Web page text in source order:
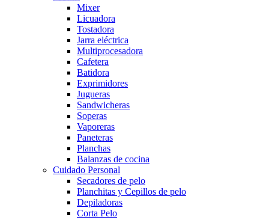
Mixer
Licuadora
Tostadora
Jarra eléctrica
Multiprocesadora
Cafetera
Batidora
Exprimidores
Jugueras
Sandwicheras
Soperas
Vaporeras
Paneteras
Planchas
Balanzas de cocina
Cuidado Personal
Secadores de pelo
Planchitas y Cepillos de pelo
Depiladoras
Corta Pelo